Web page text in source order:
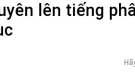
lên tiếng